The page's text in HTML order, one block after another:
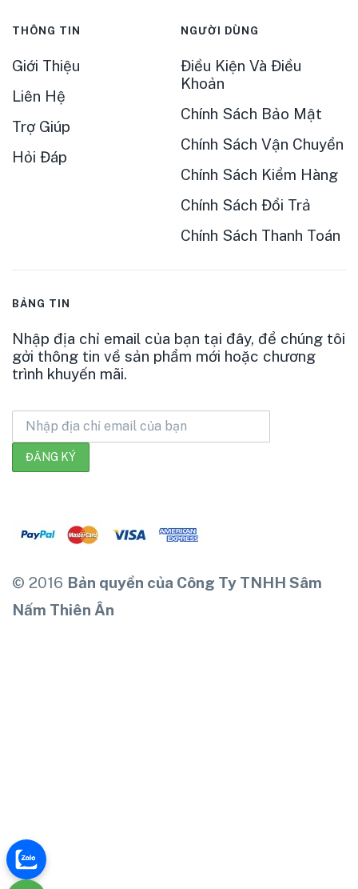
THÔNG TIN
Giới Thiệu
Liên Hệ
Trợ Giúp
Hỏi Đáp
NGƯỜI DÙNG
Điều Kiện Và Điều
Khoản
Chính Sách Bảo Mật
Chính Sách Vận Chuyển
Chính Sách Kiểm Hàng
Chính Sách Đổi Trả
Chính Sách Thanh Toán
BẢNG TIN
Nhập địa chỉ email của bạn tại đây, để chúng tôi
gởi thông tin về sản phẩm mới hoặc chương
trình khuyến mãi.
© 2016 Bản quyền của Công Ty TNHH Sâm
Nấm Thiên Ân